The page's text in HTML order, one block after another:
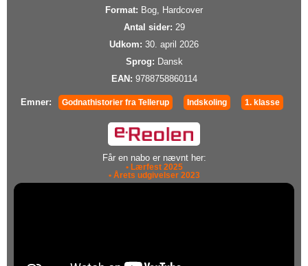
Format: Bog, Hardcover
Antal sider: 29
Udkom: 30. april 2026
Sprog: Dansk
EAN: 9788758860114
Emner: Godnathistorier fra Tellerup Indskoling 1. klasse
Får en nabo er nævnt her:
• Lærfest 2025
• Årets udgivelser 2023